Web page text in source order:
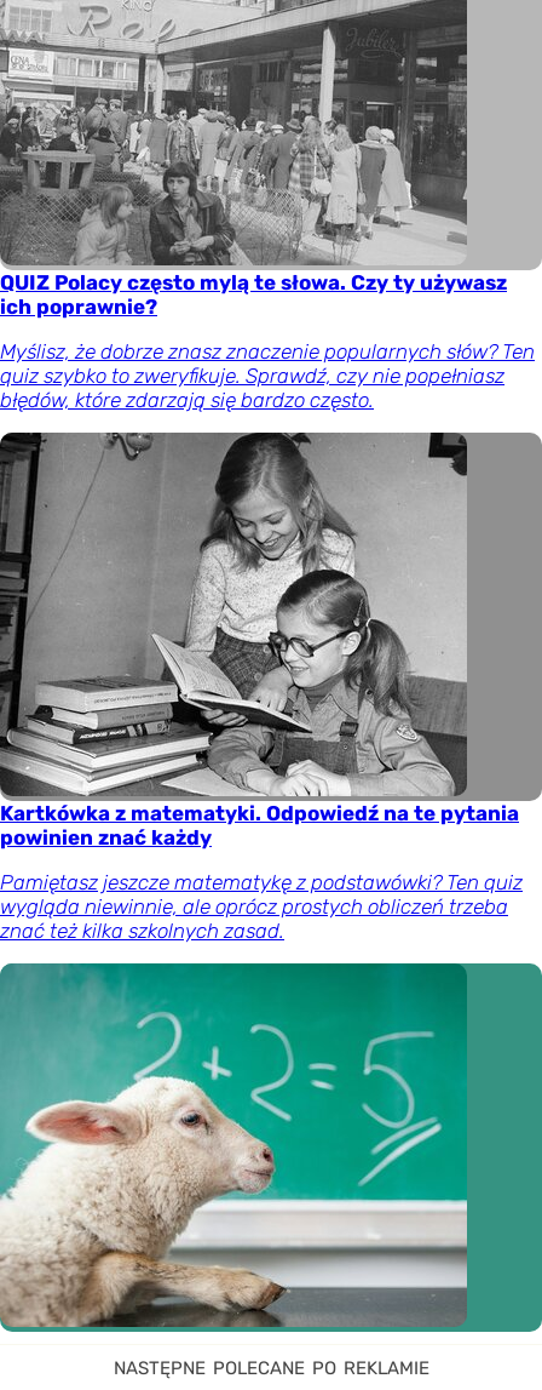
QUIZ Polacy często mylą te słowa. Czy ty używasz
ich poprawnie?
Myślisz, że dobrze znasz znaczenie popularnych słów? Ten
quiz szybko to zweryfikuje. Sprawdź, czy nie popełniasz
błędów, które zdarzają się bardzo często.
Kartkówka z matematyki. Odpowiedź na te pytania
powinien znać każdy
Pamiętasz jeszcze matematykę z podstawówki? Ten quiz
wygląda niewinnie, ale oprócz prostych obliczeń trzeba
znać też kilka szkolnych zasad.